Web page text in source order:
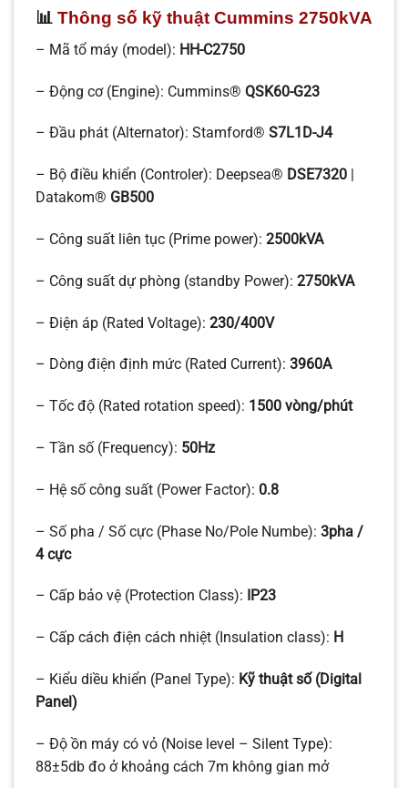
📊 Thông số kỹ thuật Cummins 2750kVA
– Mã tổ máy (model): HH-C2750
– Động cơ (Engine): Cummins® QSK60-G23
– Đầu phát (Alternator): Stamford® S7L1D-J4
– Bộ điều khiển (Controler): Deepsea® DSE7320
Datakom® GB500
– Công suất liên tục (Prime power): 2500kVA
– Công suất dự phòng (standby Power): 2750kVA
– Điện áp (Rated Voltage): 230/400V
– Dòng điện định mức (Rated Current): 3960A
– Tốc độ (Rated rotation speed): 1500 vòng/phút
– Tần số (Frequency): 50Hz
– Hệ số công suất (Power Factor): 0.8
– Số pha / Số cực (Phase No/Pole Numbe): 3pha /
4 cực
– Cấp bảo vệ (Protection Class): IP23
– Cấp cách điện cách nhiệt (Insulation class): H
– Kiểu diều khiển (Panel Type): Kỹ thuật số (Digital
Panel)
– Độ ồn máy có vỏ (Noise level – Silent Type):
88±5db đo ở khoảng cách 7m không gian mở